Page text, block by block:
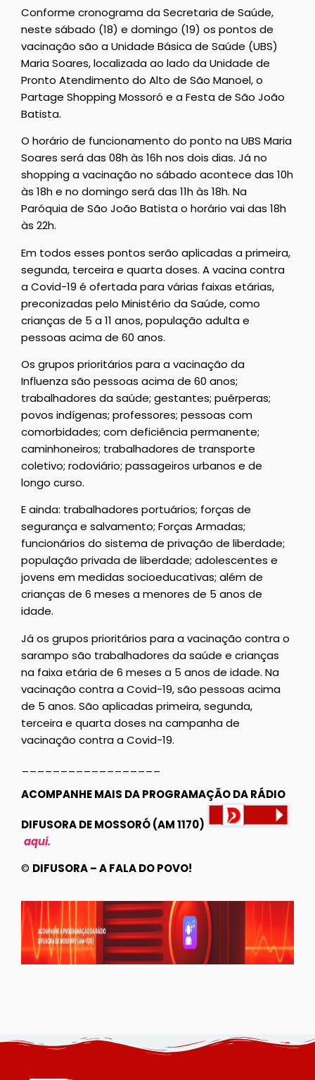
Conforme cronograma da Secretaria de Saúde,
neste sábado (18) e domingo (19) os pontos de
vacinação são a Unidade Básica de Saúde (UBS)
Maria Soares, localizada ao lado da Unidade de
Pronto Atendimento do Alto de São Manoel, o
Partage Shopping Mossoró e a Festa de São João
Batista.
O horário de funcionamento do ponto na UBS Maria
Soares será das 08h às 16h nos dois dias. Já no
shopping a vacinação no sábado acontece das 10h
às 18h e no domingo será das 11h às 18h. Na
Paróquia de São João Batista o horário vai das 18h
às 22h.
Em todos esses pontos serão aplicadas a primeira,
segunda, terceira e quarta doses. A vacina contra
a Covid-19 é ofertada para várias faixas etárias,
preconizadas pelo Ministério da Saúde, como
crianças de 5 a 11 anos, população adulta e
pessoas acima de 60 anos.
Os grupos prioritários para a vacinação da
Influenza são pessoas acima de 60 anos;
trabalhadores da saúde; gestantes; puérperas;
povos indígenas; professores; pessoas com
comorbidades; com deficiência permanente;
caminhoneiros; trabalhadores de transporte
coletivo; rodoviário; passageiros urbanos e de
longo curso.
E ainda: trabalhadores portuários; forças de
segurança e salvamento; Forças Armadas;
funcionários do sistema de privação de liberdade;
população privada de liberdade; adolescentes e
jovens em medidas socioeducativas; além de
crianças de 6 meses a menores de 5 anos de
idade.
Já os grupos prioritários para a vacinação contra o
sarampo são trabalhadores da saúde e crianças
na faixa etária de 6 meses a 5 anos de idade. Na
vacinação contra a Covid-19, são pessoas acima
de 5 anos. São aplicadas primeira, segunda,
terceira e quarta doses na campanha de
vacinação contra a Covid-19.
ACOMPANHE MAIS DA PROGRAMAÇÃO DA RÁDIO
DIFUSORA DE MOSSORÓ (AM 1170)
aqui.
© DIFUSORA – A FALA DO POVO!